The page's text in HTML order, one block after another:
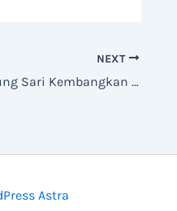
NEXT
STIKES Gunung Sari Kembangkan Tenaga Kesehatan Entrepreneur Home Care di Bidang Perawatan Luka
Astra